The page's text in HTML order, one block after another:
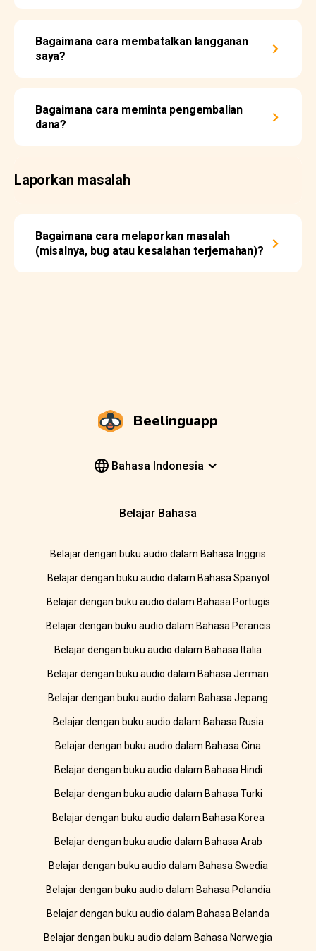
Bagaimana cara membatalkan langganan
saya?
Bagaimana cara meminta pengembalian
dana?
Laporkan masalah
Bagaimana cara melaporkan masalah
(misalnya, bug atau kesalahan terjemahan)?
Beelinguapp
Bahasa Indonesia
Belajar Bahasa
Belajar dengan buku audio dalam Bahasa Inggris
Belajar dengan buku audio dalam Bahasa Spanyol
Belajar dengan buku audio dalam Bahasa Portugis
Belajar dengan buku audio dalam Bahasa Perancis
Belajar dengan buku audio dalam Bahasa Italia
Belajar dengan buku audio dalam Bahasa Jerman
Belajar dengan buku audio dalam Bahasa Jepang
Belajar dengan buku audio dalam Bahasa Rusia
Belajar dengan buku audio dalam Bahasa Cina
Belajar dengan buku audio dalam Bahasa Hindi
Belajar dengan buku audio dalam Bahasa Turki
Belajar dengan buku audio dalam Bahasa Korea
Belajar dengan buku audio dalam Bahasa Arab
Belajar dengan buku audio dalam Bahasa Swedia
Belajar dengan buku audio dalam Bahasa Polandia
Belajar dengan buku audio dalam Bahasa Belanda
Belajar dengan buku audio dalam Bahasa Norwegia